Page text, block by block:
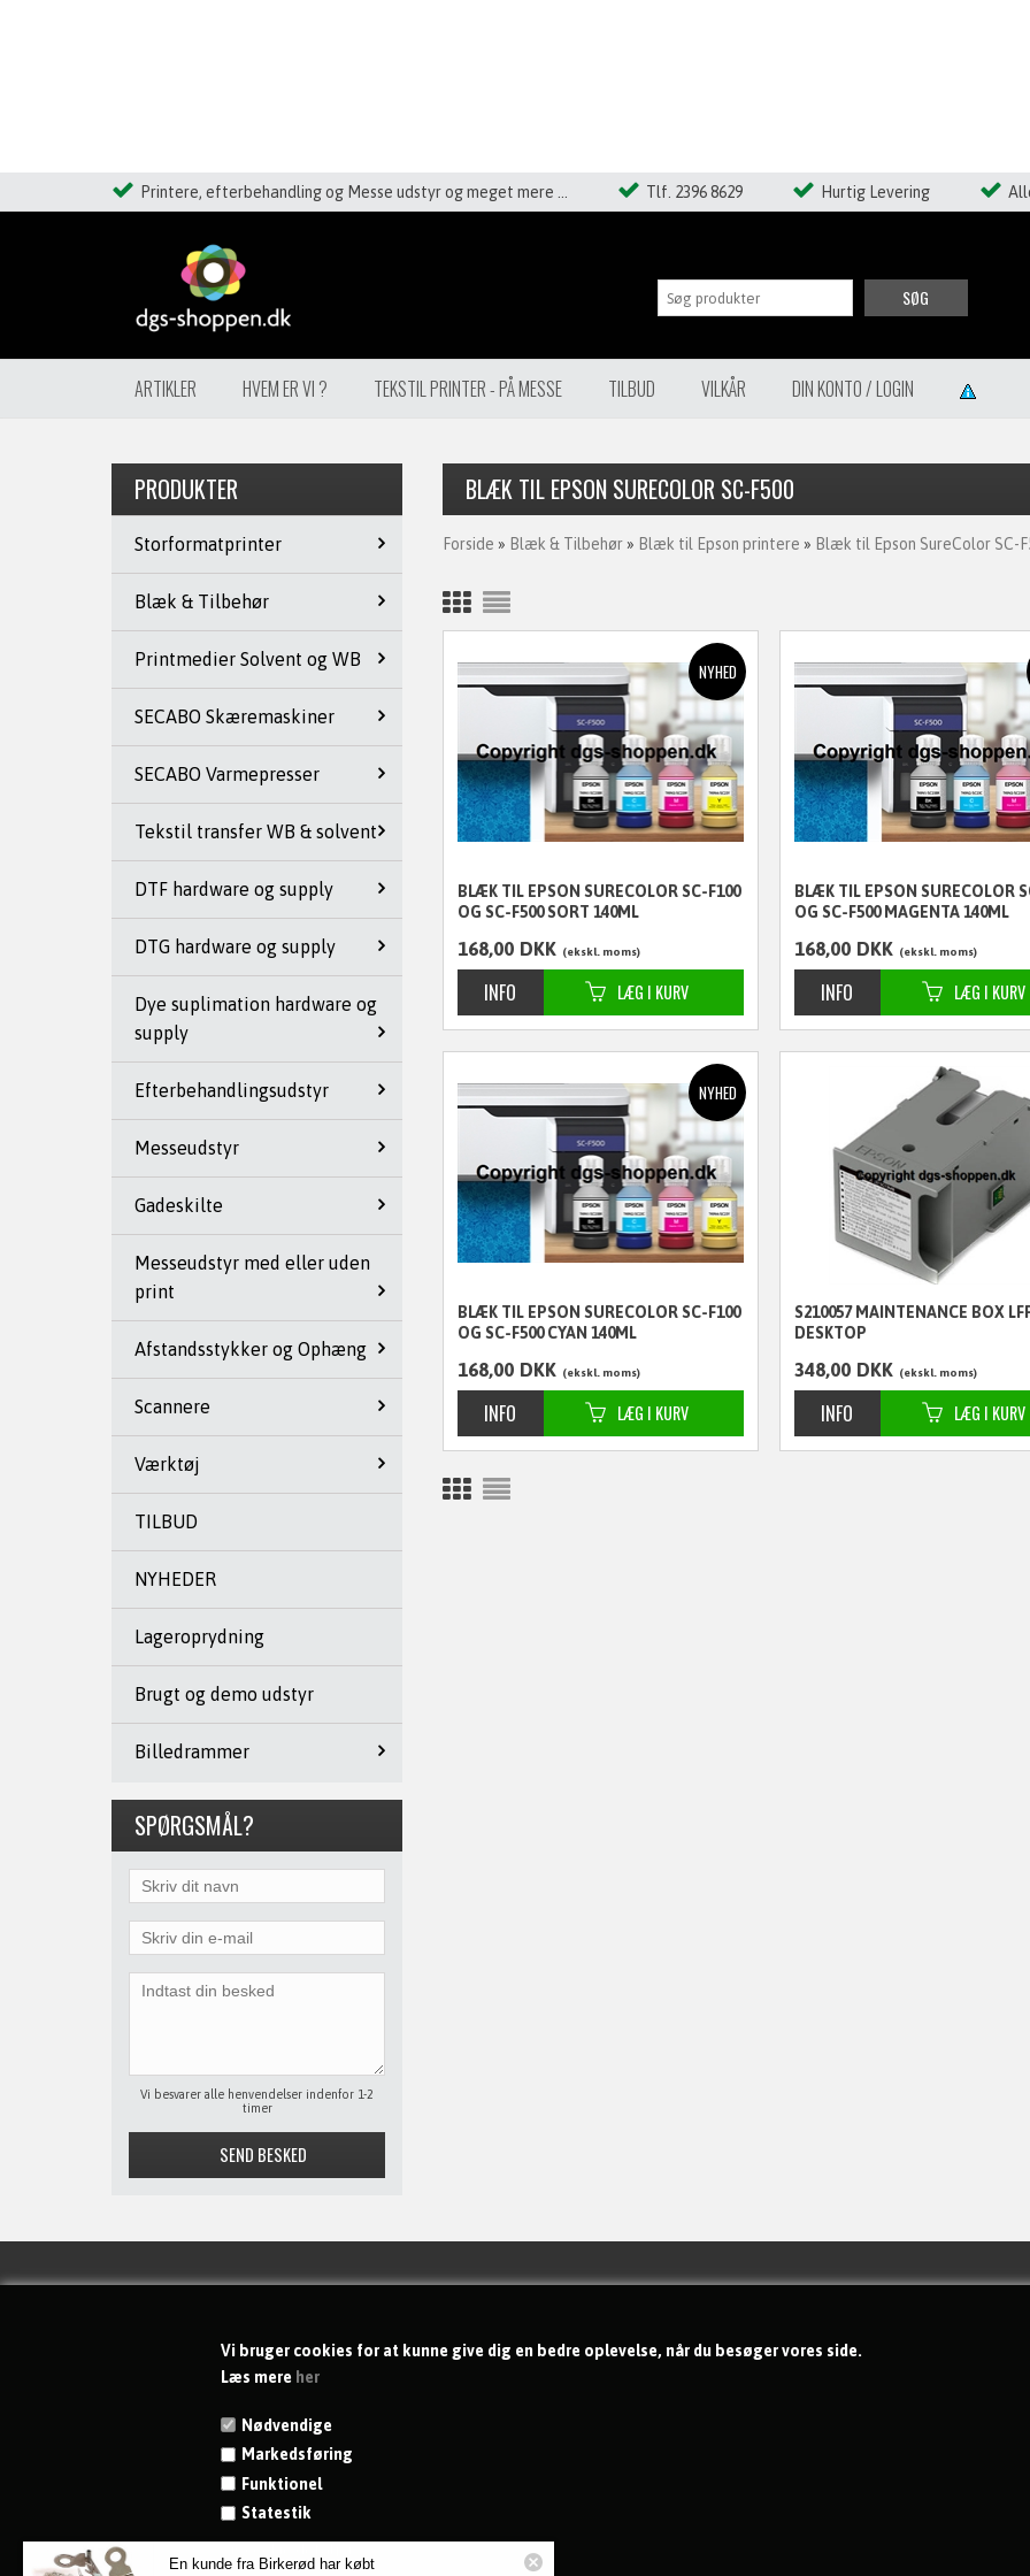
Vi bruger cookies for at kunne give dig en bedre oplevelse, når du besøger vores side.
Læs mere her
Nødvendige
Markedsføring
Funktionel
Statestik
Printere, efterbehandling og Messe udstyr og meget mere ... Tlf. 2396 8629 Hurtig Levering
ARTIKLER HVEM ER VI ? TEKSTIL PRINTER - PÅ MESSE TILBUD VILKÅR DIN KONTO / LOGIN
SØG
PRODUKTER
Storformatprinter
Blæk & Tilbehør
Printmedier Solvent og WB
SECABO Skæremaskiner
SECABO Varmepresser
Tekstil transfer WB & solvent
DTF hardware og supply
DTG hardware og supply
Dye suplimation hardware og
supply
Efterbehandlingsudstyr
Messeudstyr
Gadeskilte
Messeudstyr med eller uden
print
Afstandsstykker og Ophæng
Scannere
Værktøj
TILBUD
NYHEDER
Lageroprydning
Brugt og demo udstyr
Billedrammer
SPØRGSMÅL?
Vi besvarer alle henvendelser indenfor 1-2
timer
BLÆK TIL EPSON SURECOLOR SC-F500
Forside » Blæk & Tilbehør » Blæk til Epson printere » Blæk til Epson SureColor SC-
BLÆK TIL EPSON SURECOLOR SC-F100
OG SC-F500 SORT 140ML
168,00 DKK ekskl. moms
BLÆK TIL EPSON SURECOLOR
OG SC-F500 MAGENTA 140ML
168,00 DKK ekskl. moms
BLÆK TIL EPSON SURECOLOR SC-F100
OG SC-F500 CYAN 140ML
168,00 DKK ekskl. moms
S210057 MAINTENANCE BOX
DESKTOP
348,00 DKK ekskl. moms
dgs-shoppen ApS
DK-2765 Smørum
CVR 41846798
+45 23 96 86 29
E-mail:info@dgs-shoppen.dk
En kunde fra Birkerød har købt